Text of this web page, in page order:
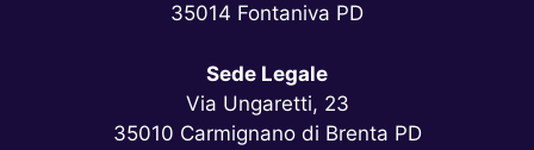
35014 Fontaniva PD
Sede Legale
Via Ungaretti, 23
35010 Carmignano di Brenta PD